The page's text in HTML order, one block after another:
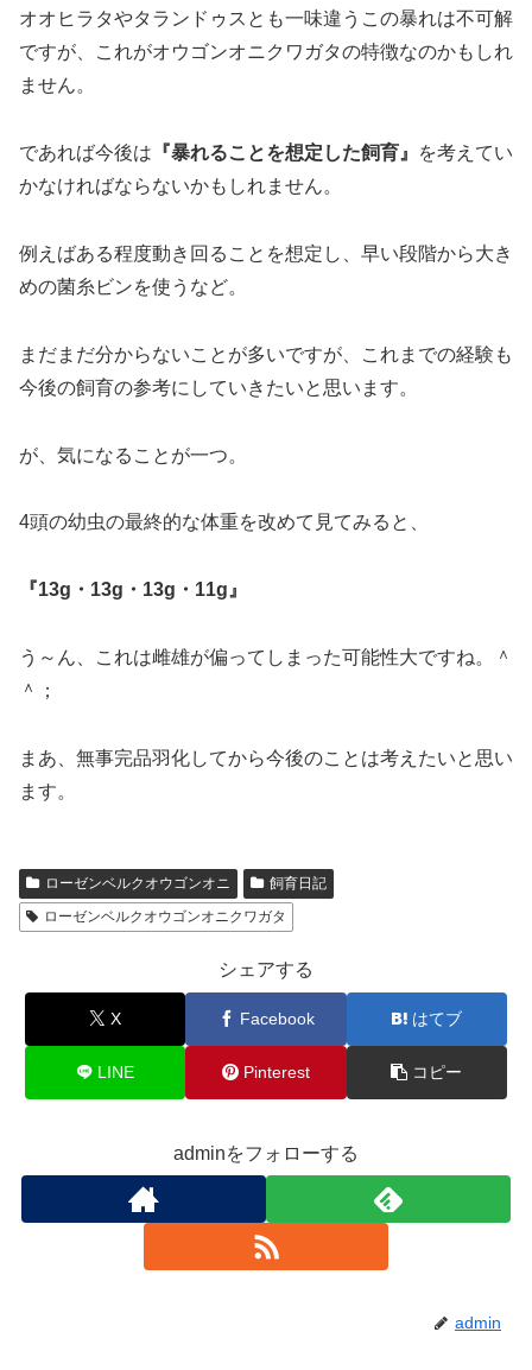
オオヒラタやタランドゥスとも一味違うこの暴れは不可解
ですが、これがオウゴンオニクワガタの特徴なのかもしれ
ません。
であれば今後は 『暴れることを想定した飼育』
を考えてい
かなければならないかもしれません。
例えばある程度動き回ることを想定し、早い段階から大き
めの菌糸ビンを使うなど。
まだまだ分からないことが多いですが、これまでの経験も
今後の飼育の参考にしていきたいと思います。
が、気になることが一つ。
4頭の幼虫の最終的な体重を改めて見てみると、
『13g・13g・13g・11g』
う～ん、これは雌雄が偏ってしまった可能性大ですね。＾
＾；
まあ、無事完品羽化してから今後のことは考えたいと思い
ます。
ローゼンベルクオウゴンオニ
飼育日記
ローゼンベルクオウゴンオニクワガタ
シェアする
X Facebook はてブ
LINE Pinterest コピー
adminをフォローする
admin